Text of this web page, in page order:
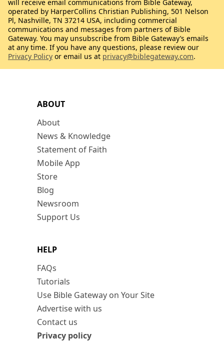
ABOUT
About
News & Knowledge
Statement of Faith
Mobile App
Store
Blog
Newsroom
Support Us
HELP
FAQs
Tutorials
Use Bible Gateway on Your Site
Advertise with us
Contact us
Privacy policy
will receive email communications from Bible Gateway,
operated by HarperCollins Christian Publishing, 501 Nelson
Pl, Nashville, TN 37214 USA, including commercial
communications and messages from partners of Bible
Gateway. You may unsubscribe from Bible Gateway’s emails
at any time. If you have any questions, please review our
Privacy Policy or email us at privacy@biblegateway.com.